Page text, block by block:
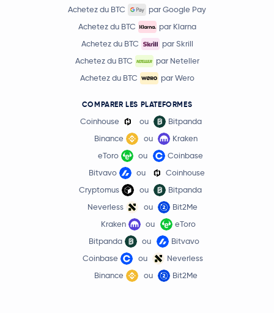
Achetez du BTC
par Google Pay
Achetez du BTC
par Klarna
Achetez du BTC
par Skrill
Achetez du BTC
par Neteller
Achetez du BTC
par Wero
COMPARER LES PLATEFORMES
Coinhouse ou
Bitpanda
Binance
ou
Kraken
eToro
ou
Coinbase
Bitvavo
ou
Coinhouse
Cryptomus
ou
Bitpanda
Neverless
ou
Bit2Me
Kraken
ou
eToro
Bitpanda
ou
Bitvavo
Coinbase
ou
Neverless
Binance
ou Bit2Me